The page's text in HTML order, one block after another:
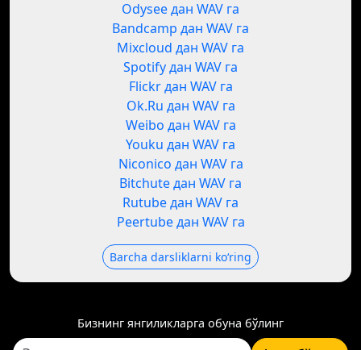
Odysee дан WAV га
Bandcamp дан WAV га
Mixcloud дан WAV га
Spotify дан WAV га
Flickr дан WAV га
Ok.Ru дан WAV га
Weibo дан WAV га
Youku дан WAV га
Niconico дан WAV га
Bitchute дан WAV га
Rutube дан WAV га
Peertube дан WAV га
Barcha darsliklarni koʻring
Бизнинг янгиликларга обуна бўлинг